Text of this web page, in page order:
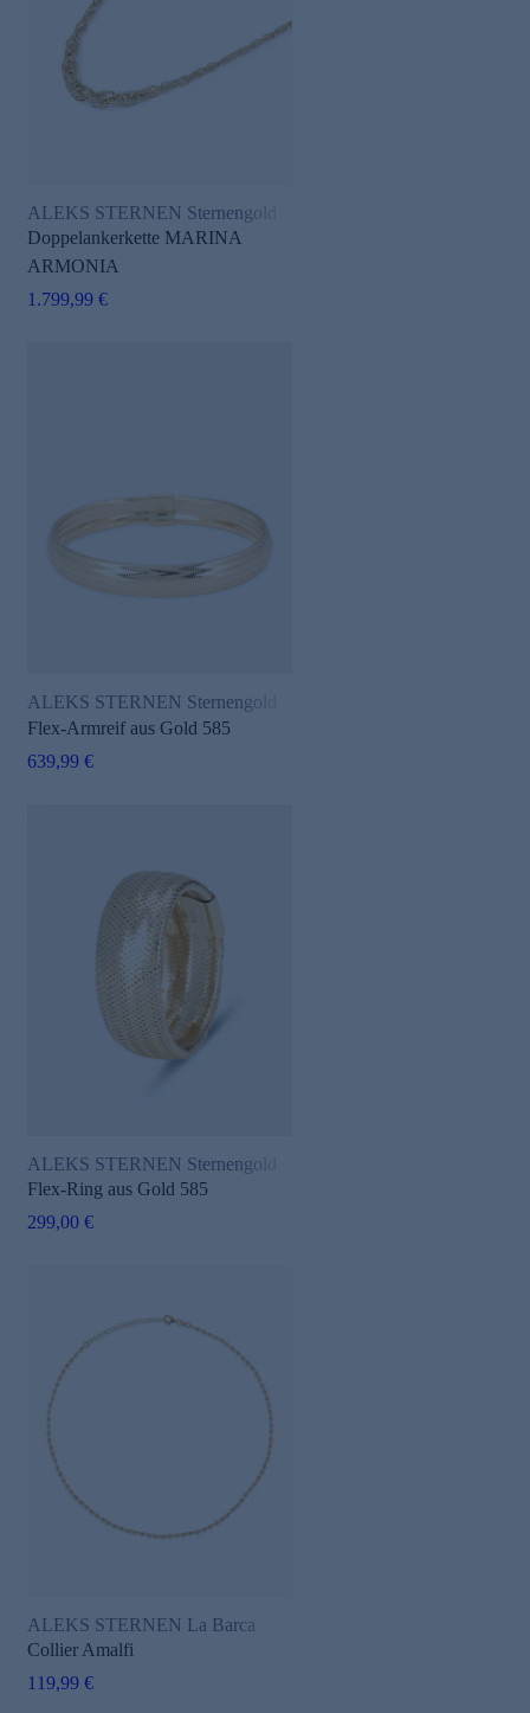
ALEKS STERNEN Sternengold
Doppelankerkette MARINA
ARMONIA
1.799,99 €
ALEKS STERNEN Sternengold
Flex-Armreif aus Gold 585
639,99 €
ALEKS STERNEN Sternengold
Flex-Ring aus Gold 585
299,00 €
ALEKS STERNEN La Barca
Collier Amalfi
119,99 €